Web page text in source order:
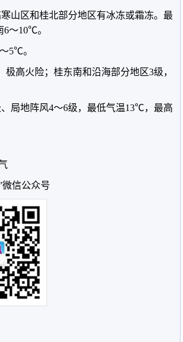
山区和桂北部分地区有冰冻或霜冻。最
～10℃。
5℃。
高火险；桂东南和沿海部分地区3级，
局地阵风4～6级，最低气温13℃，最高
微信公众号